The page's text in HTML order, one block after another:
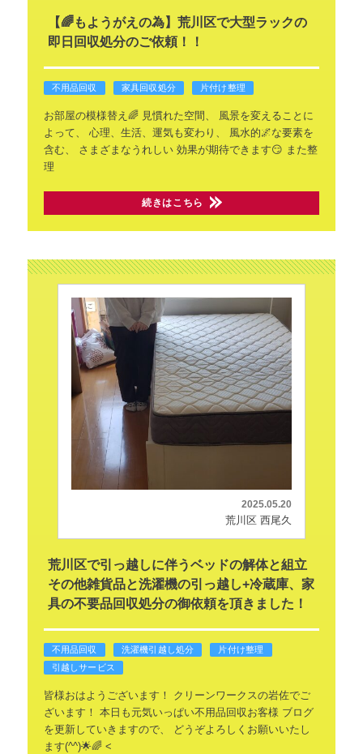
【🌈もようがえの為】荒川区で大型ラックの
即日回収処分のご依頼！！
不用品回収 家具回収処分 片付け整理
お部屋の模様替え🌈見慣れた空間、
風景を変えることに
よって、
心理、生活、運気も変わり、
風水的🌌な要素を
含む、
さまざまなうれしい効果が期待できます😏 また整
理
続きはこちら
2025.05.20
荒川区 西尾久
荒川区で引っ越しに伴うベッドの解体と組立
その他雑貨品と洗濯機の引っ越し+冷蔵庫、家
具の不要品回収処分の御依頼を頂きました！
不用品回収 洗濯機引越し処分
片付け整理
引越しサービス
皆様おはようございます！
クリーンワークスの岩佐でご
ざいます！ 本日も元気いっぱい不用品回収お客様 ブログ
を更新していきますので、
どうぞよろしくお願いいたし
ます(^^)🌟🌈 <